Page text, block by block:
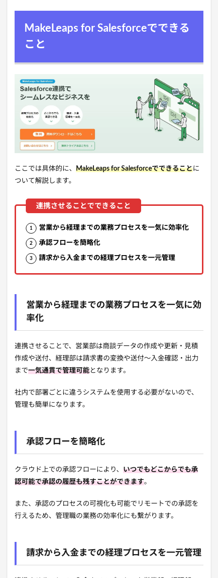
MakeLeaps for Salesforceでできる
こと
ここでは具体的に、 MakeLeaps for Salesforceでできることに
ついて解説します。
営業から経理までの業務プロセスを一気に効率化
承認フローを簡略化
請求から入金までの経理プロセスを一元管理
営業から経理までの業務プロセスを一気に効
率化
連携させることで、営業部は商談データの作成や更新・見積
作成や送付、経理部は請求書の変換や送付～入金確認・出力
まで一気通貫で管理可能となります。
社内で部署ごとに違うシステムを使用する必要がないので、
管理も簡単になります。
承認フローを簡略化
クラウド上での承認フローにより、 いつでもどこからでも承
認可能で承認の履歴も残すことができます。
また、 承認のプロセスの可視化も可能でリモートでの承認を
行えるため、管理職の業務の効率化にも繋がります。
請求から入金までの経理プロセスを一元管理